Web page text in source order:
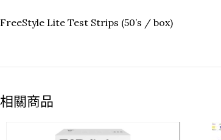
FreeStyle Lite Test Strips (50’s / box)
相關商品